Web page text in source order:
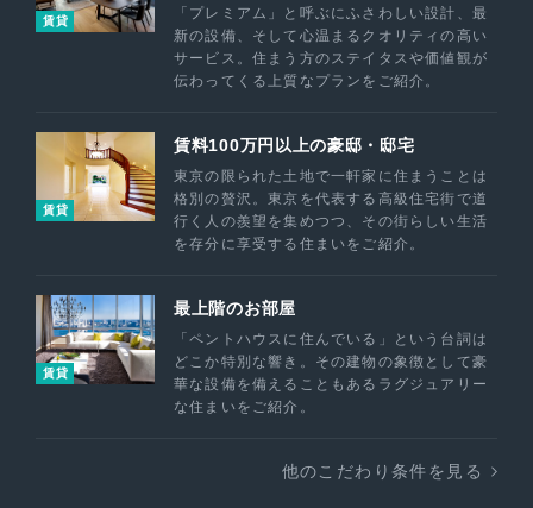
賃貸
「プレミアム」と呼ぶにふさわしい設計、最
新の設備、そして心温まるクオリティの高い
サービス。住まう方のステイタスや価値観が
伝わってくる上質なプランをご紹介。
賃貸
賃料100万円以上の豪邸・邸宅
東京の限られた土地で一軒家に住まうことは
格別の贅沢。東京を代表する高級住宅街で道
行く人の羨望を集めつつ、その街らしい生活
を存分に享受する住まいをご紹介。
賃貸
最上階のお部屋
「ペントハウスに住んでいる」という台詞は
どこか特別な響き。その建物の象徴として豪
華な設備を備えることもあるラグジュアリー
な住まいをご紹介。
他のこだわり条件を見る